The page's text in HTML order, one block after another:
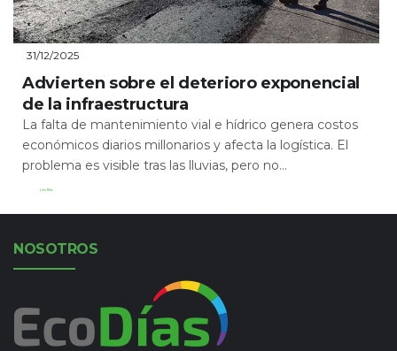
31/12/2025
Advierten sobre el deterioro exponencial
de la infraestructura
La falta de mantenimiento vial e hídrico genera costos
económicos diarios millonarios y afecta la logística. El
problema es visible tras las lluvias, pero no...
Leer Más
NOSOTROS